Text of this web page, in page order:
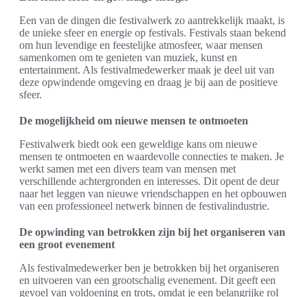
Een van de dingen die festivalwerk zo aantrekkelijk maakt, is
de unieke sfeer en energie op festivals. Festivals staan bekend
om hun levendige en feestelijke atmosfeer, waar mensen
samenkomen om te genieten van muziek, kunst en
entertainment. Als festivalmedewerker maak je deel uit van
deze opwindende omgeving en draag je bij aan de positieve
sfeer.
De mogelijkheid om nieuwe mensen te ontmoeten
Festivalwerk biedt ook een geweldige kans om nieuwe
mensen te ontmoeten en waardevolle connecties te maken. Je
werkt samen met een divers team van mensen met
verschillende achtergronden en interesses. Dit opent de deur
naar het leggen van nieuwe vriendschappen en het opbouwen
van een professioneel netwerk binnen de festivalindustrie.
De opwinding van betrokken zijn bij het organiseren van
een groot evenement
Als festivalmedewerker ben je betrokken bij het organiseren
en uitvoeren van een grootschalig evenement. Dit geeft een
gevoel van voldoening en trots, omdat je een belangrijke rol